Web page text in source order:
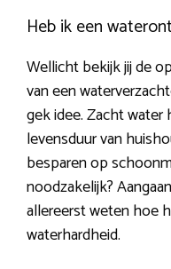
Heb ik een
Wellicht bekijk jij de
van een
gek idee. Zacht
levensduur van
besparen op
noodzakelijk?
allereerst weten hoe
waterhardheid.